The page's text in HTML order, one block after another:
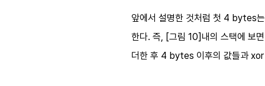
앞에서 설명한 것처럼 첫 4 bytes
한다. 즉, [그림 10]내의 스택에 보
더한 후 4 bytes 이후의 값들과 xor